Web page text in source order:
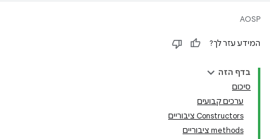
AOSP
המידע עזר לך?
בדף הזה
סיכום
ערכים קבועים
‫Constructors ציבוריים
‫methods ציבוריים